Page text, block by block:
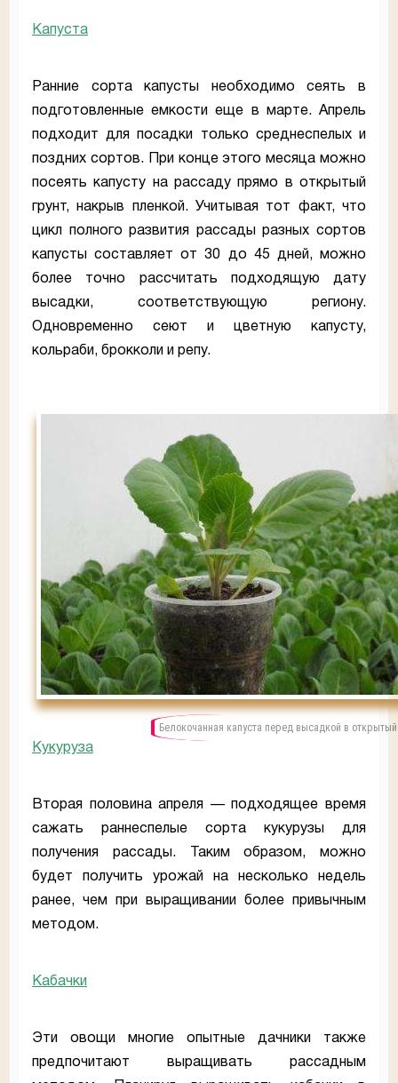
Капуста
Ранние сорта капусты необходимо сеять в
подготовленные емкости еще в марте. Апрель
подходит для посадки только среднеспелых и
поздних сортов. При конце этого месяца можно
посеять капусту на рассаду прямо в открытый
грунт, накрыв пленкой. Учитывая тот факт, что
цикл полного развития рассады разных сортов
капусты составляет от 30 до 45 дней, можно
более точно рассчитать подходящую дату
высадки, соответствующую региону.
Одновременно сеют и цветную капусту,
кольраби, брокколи и репу.
Белокочанная капуста перед высадкой в открытый
Кукуруза
Вторая половина апреля — подходящее время
сажать раннеспелые сорта кукурузы для
получения рассады. Таким образом, можно
будет получить урожай на несколько недель
ранее, чем при выращивании более привычным
методом.
Кабачки
Эти овощи многие опытные дачники также
предпочитают выращивать рассадным